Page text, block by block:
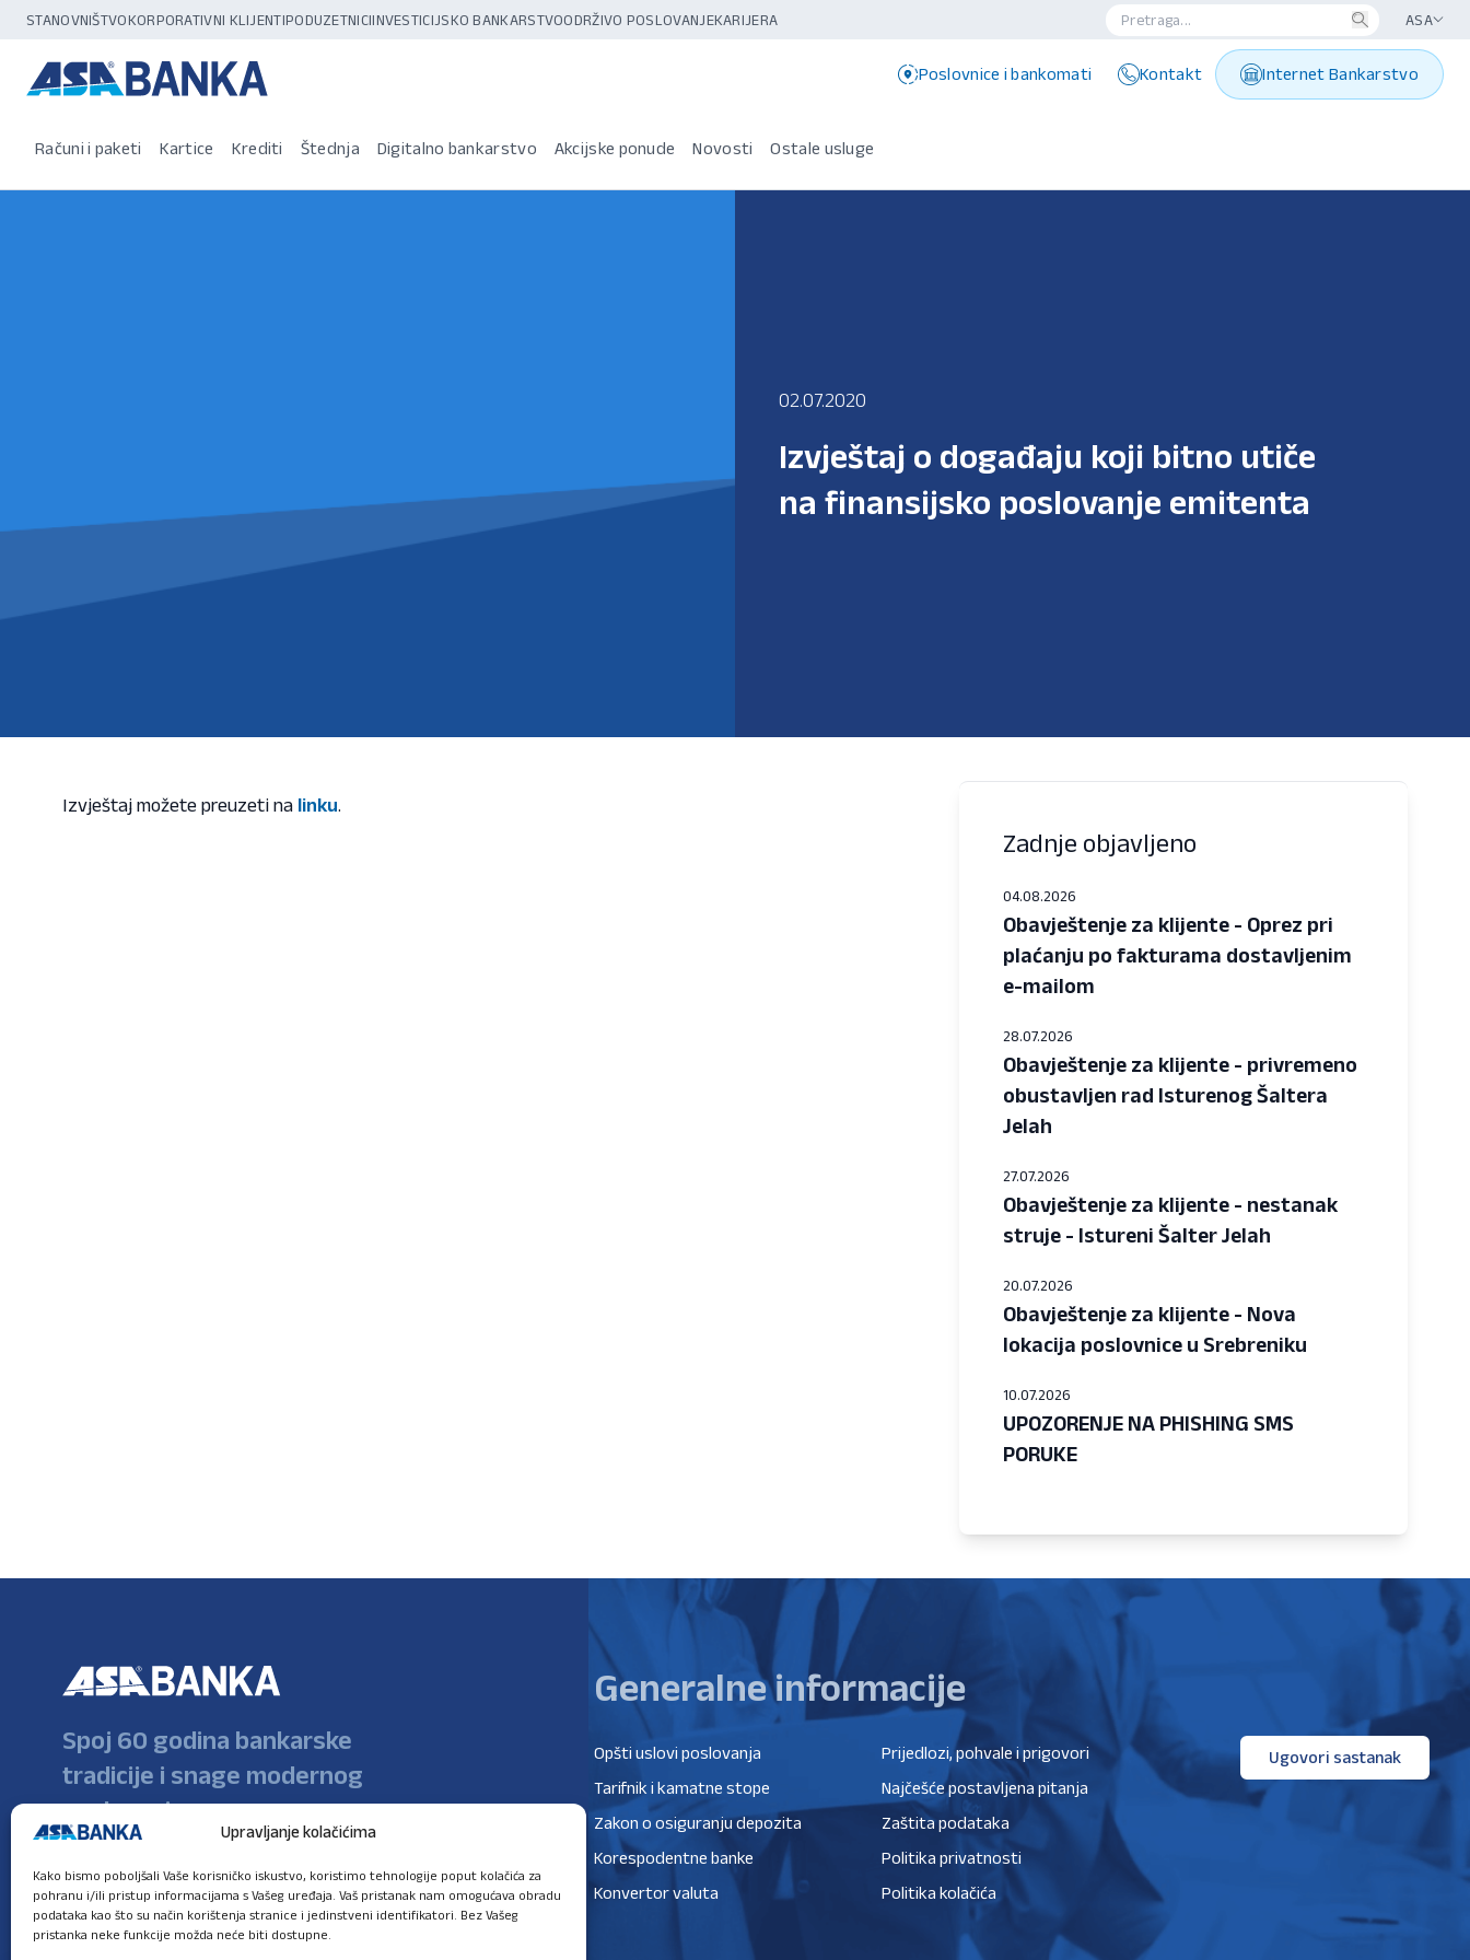
Upravljanje kolačićima
Kako bismo poboljšali Vaše korisničko iskustvo, koristimo tehnologije poput kolačića za
pohranu i/ili pristup informacijama s Vašeg uređaja. Vaš pristanak nam omogućava obradu
podataka kao što su način korištenja stranice i jedinstveni identifikatori. Bez Vašeg
pristanka neke funkcije možda neće biti dostupne.
STANOVNIŠTVOKORPORATIVNI KLIJENTIPODUZETNICIINVESTICIJSKO BANKARSTVOODRŽIVO POSLOVANJEKARIJERA ASA
Poslovnice i bankomati Kontakt Internet Bankarstvo
Računi i paketi Kartice Krediti Štednja Digitalno bankarstvo Akcijske ponude Novosti Ostale usluge
02.07.2020
Izvještaj o događaju koji bitno utiče
na finansijsko poslovanje emitenta
Izvještaj možete preuzeti na linku.
Zadnje objavljeno
04.08.2026
Obavještenje za klijente - Oprez pri
plaćanju po fakturama dostavljenim
e-mailom
28.07.2026
Obavještenje za klijente - privremeno
obustavljen rad Isturenog Šaltera
Jelah
27.07.2026
Obavještenje za klijente - nestanak
struje - Istureni Šalter Jelah
20.07.2026
Obavještenje za klijente - Nova
lokacija poslovnice u Srebreniku
10.07.2026
UPOZORENJE NA PHISHING SMS
PORUKE
Spoj 60 godina bankarske
tradicije i snage modernog
poslovanja
Generalne informacije
Opšti uslovi poslovanja
Tarifnik i kamatne stope
Zakon o osiguranju depozita
Korespodentne banke
Konvertor valuta
Prijedlozi, pohvale i prigovori
Najčešće postavljena pitanja
Zaštita podataka
Politika privatnosti
Politika kolačića
Ugovori sastanak